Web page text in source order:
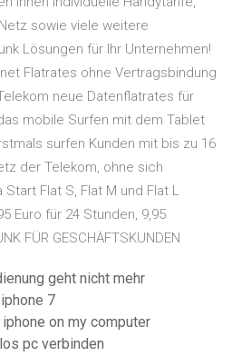
sowie viele weitere
Lösungen für Ihr Unternehmen!
Flatrates ohne Vertragsbindung
neue Datenflatrates für
mobile Surfen mit dem Tablet
surfen Kunden mit bis zu 16
der Telekom, ohne sich
Flat S, Flat M und Flat L
Euro für 24 Stunden, 9,95
FÜR GESCHÄFTSKUNDEN
geht nicht mehr
7
on my computer
pc verbinden